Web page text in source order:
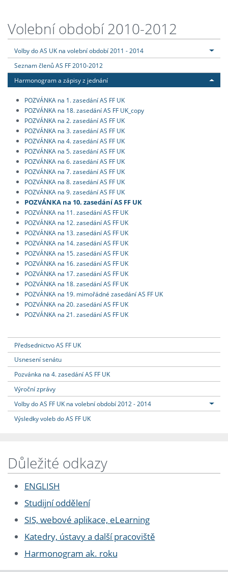
Volební období 2010-2012
Volby do AS UK na volební období 2011 - 2014
Seznam členů AS FF 2010-2012
Harmonogram a zápisy z jednání
POZVÁNKA na 1. zasedání AS FF UK
POZVÁNKA na 18. zasedání AS FF UK_copy
POZVÁNKA na 2. zasedání AS FF UK
POZVÁNKA na 3. zasedání AS FF UK
POZVÁNKA na 4. zasedání AS FF UK
POZVÁNKA na 5. zasedání AS FF UK
POZVÁNKA na 6. zasedání AS FF UK
POZVÁNKA na 7. zasedání AS FF UK
POZVÁNKA na 8. zasedání AS FF UK
POZVÁNKA na 9. zasedání AS FF UK
POZVÁNKA na 10. zasedání AS FF UK
POZVÁNKA na 11. zasedání AS FF UK
POZVÁNKA na 12. zasedání AS FF UK
POZVÁNKA na 13. zasedání AS FF UK
POZVÁNKA na 14. zasedání AS FF UK
POZVÁNKA na 15. zasedání AS FF UK
POZVÁNKA na 16. zasedání AS FF UK
POZVÁNKA na 17. zasedání AS FF UK
POZVÁNKA na 18. zasedání AS FF UK
POZVÁNKA na 19. mimořádné zasedání AS FF UK
POZVÁNKA na 20. zasedání AS FF UK
POZVÁNKA na 21. zasedání AS FF UK
Předsednictvo AS FF UK
Usnesení senátu
Pozvánka na 4. zasedání AS FF UK
Výroční zprávy
Volby do AS FF UK na volební období 2012 - 2014
Výsledky voleb do AS FF UK
Důležité odkazy
ENGLISH
Studijní oddělení
SIS, webové aplikace, eLearning
Katedry, ústavy a další pracoviště
Harmonogram ak. roku